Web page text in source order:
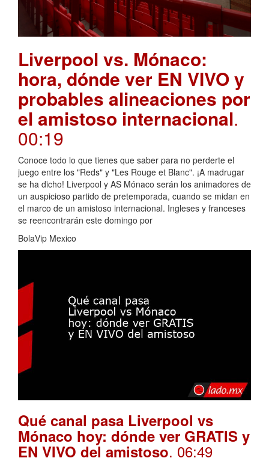
Liverpool vs. Mónaco:
hora, dónde ver EN VIVO y
probables alineaciones por
el amistoso internacional.
00:19
Conoce todo lo que tienes que saber para no perderte el
juego entre los "Reds" y "Les Rouge et Blanc". ¡A madrugar
se ha dicho! Liverpool y AS Mónaco serán los animadores de
un auspicioso partido de pretemporada, cuando se midan en
el marco de un amistoso internacional. Ingleses y franceses
se reencontrarán este domingo por
BolaVip Mexico
Qué canal pasa Liverpool vs
Mónaco hoy: dónde ver GRATIS y
EN VIVO del amistoso. 06:49